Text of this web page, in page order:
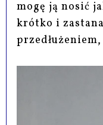
mogę ją nosić
krótko i